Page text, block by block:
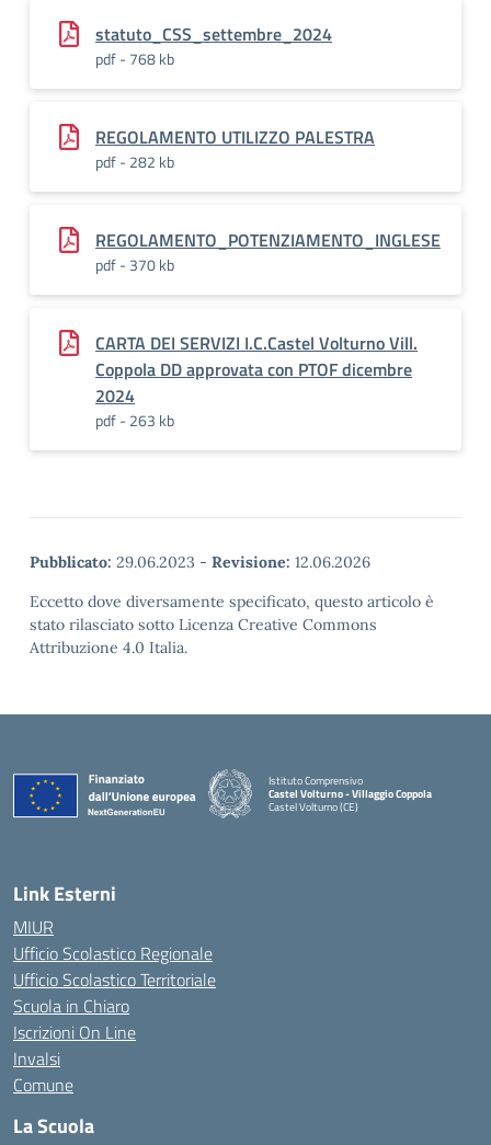
statuto_CSS_settembre_2024
pdf - 768 kb
REGOLAMENTO UTILIZZO PALESTRA
pdf - 282 kb
REGOLAMENTO_POTENZIAMENTO_INGLESE
pdf - 370 kb
CARTA DEI SERVIZI I.C.Castel Volturno Vill.
Coppola DD approvata con PTOF dicembre
2024
pdf - 263 kb
Pubblicato: 29.06.2023 - Revisione: 12.06.2026
Eccetto dove diversamente specificato, questo articolo è
stato rilasciato sotto Licenza Creative Commons
Attribuzione 4.0 Italia.
Istituto Comprensivo
Castel Volturno - Villaggio Coppola
Castel Volturno (CE)
Link Esterni
MIUR
Ufficio Scolastico Regionale
Ufficio Scolastico Territoriale
Scuola in Chiaro
Iscrizioni On Line
Invalsi
Comune
La Scuola